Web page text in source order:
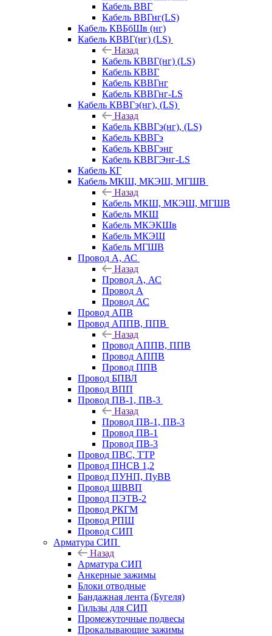
Кабель ВВГ
Кабель ВВГнг(LS)
Кабель КВБбШв (нг)
Кабель КВВГ(нг) (LS)
Назад
Кабель КВВГ(нг) (LS)
Кабель КВВГ
Кабель КВВГнг
Кабель КВВГнг-LS
Кабель КВВГэ(нг), (LS)
Назад
Кабель КВВГэ(нг), (LS)
Кабель КВВГэ
Кабель КВВГэнг
Кабель КВВГЭнг-LS
Кабель КГ
Кабель МКШ, МКЭШ, МГШВ
Назад
Кабель МКШ, МКЭШ, МГШВ
Кабель МКШ
Кабель МКЭКШв
Кабель МКЭШ
Кабель МГШВ
Провод А, АС
Назад
Провод А, АС
Провод А
Провод АС
Провод АПВ
Провод АППВ, ППВ
Назад
Провод АППВ, ППВ
Провод АППВ
Провод ППВ
Провод БПВЛ
Провод ВПП
Провод ПВ-1, ПВ-3
Назад
Провод ПВ-1, ПВ-3
Провод ПВ-1
Провод ПВ-3
Провод ПВС, ТТР
Провод ПНСВ 1,2
Провод ПУНП, ПуВВ
Провод ШВВП
Провод ПЭТВ-2
Провод РКГМ
Провод РПШ
Провод СИП
Арматура СИП
Назад
Арматура СИП
Анкерные зажимы
Блоки отводные
Бандажная лента (Бугеля)
Гильзы для СИП
Промежуточные подвесы
Прокалывающие зажимы